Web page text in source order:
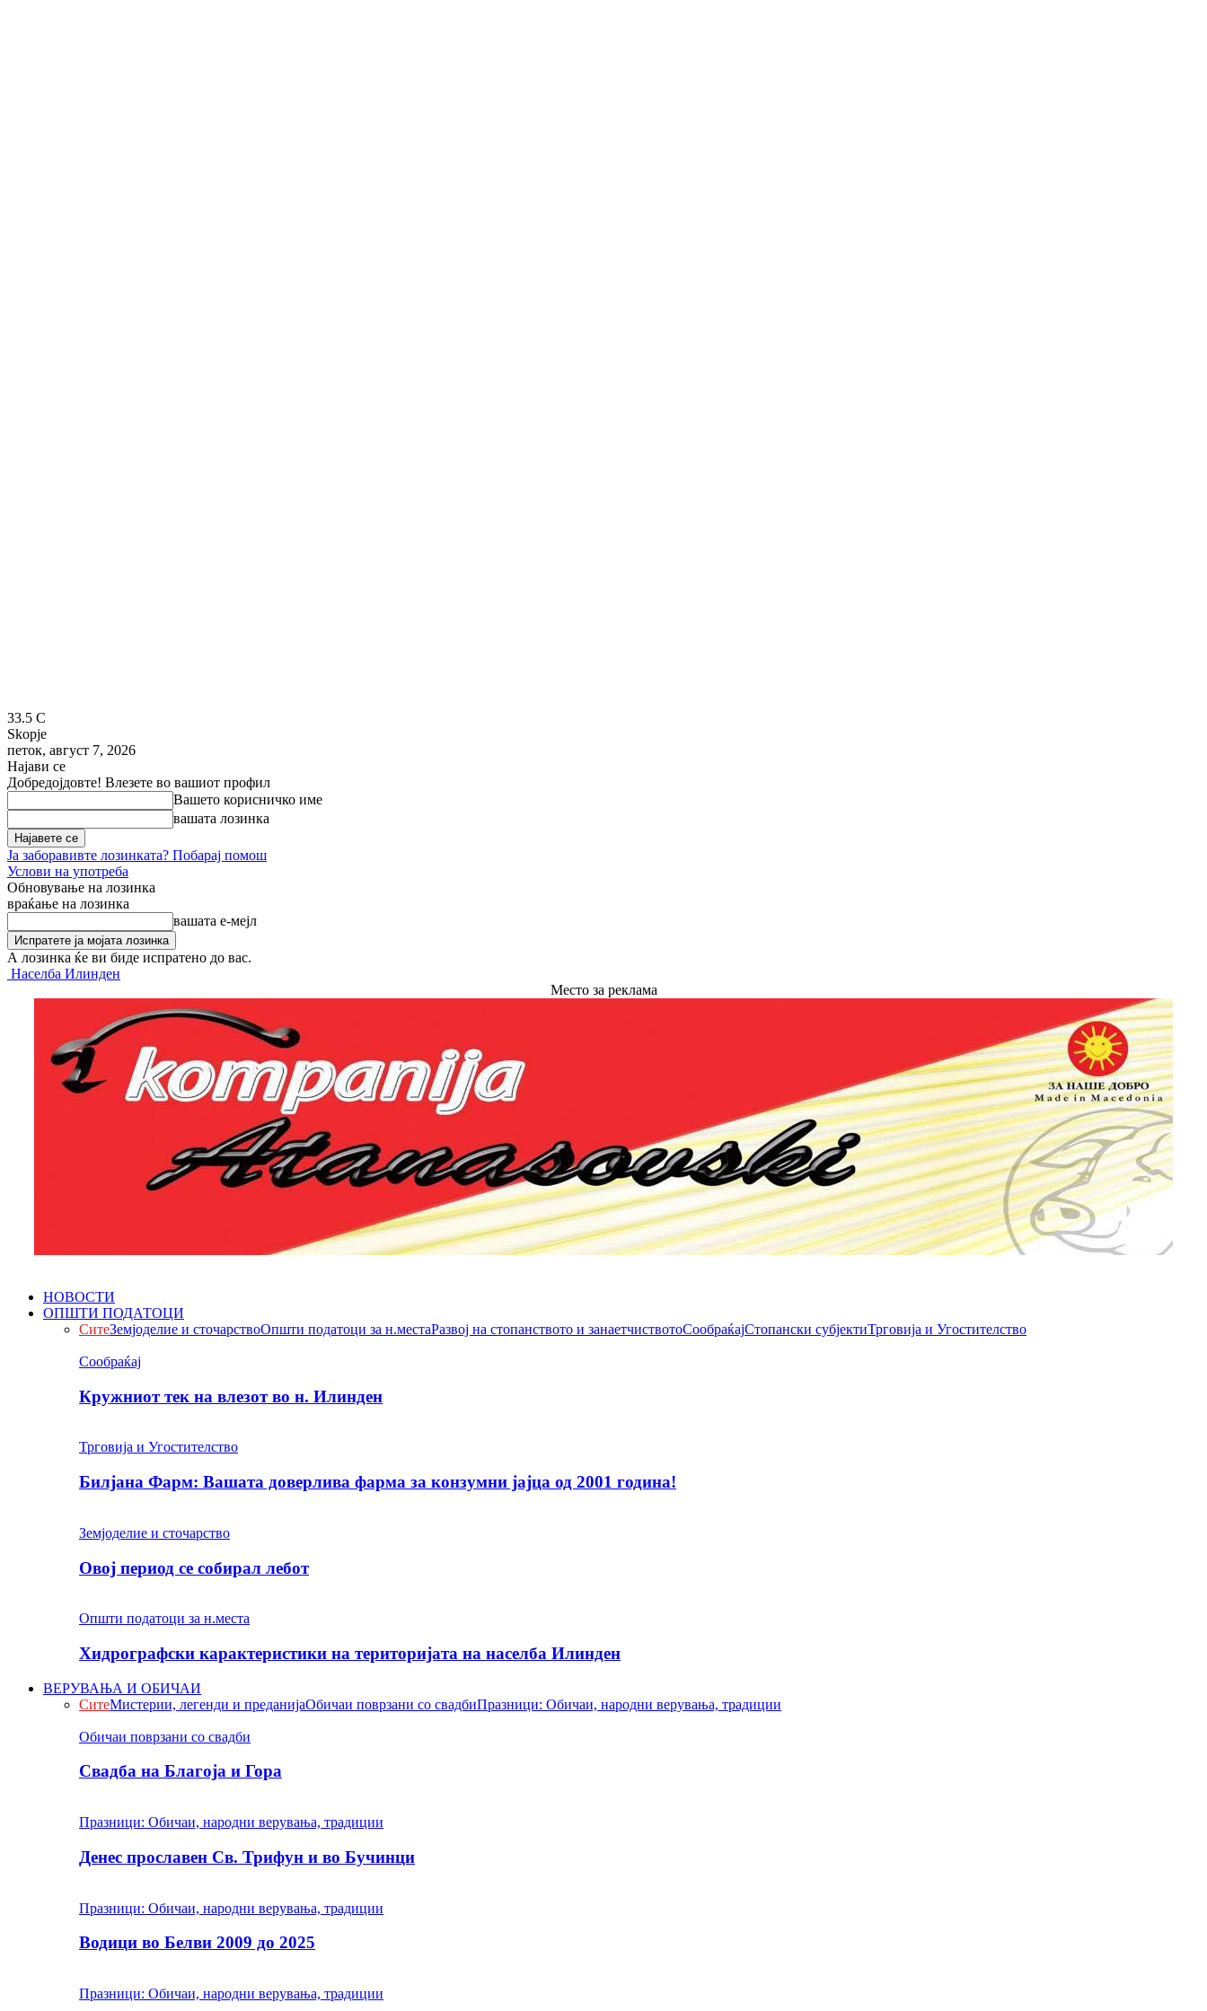
33.5 C
Skopje
петок, август 7, 2026
Најави се
Добредојдовте! Влезете во вашиот профил
Вашето корисничко име
вашата лозинка
Ја заборавивте лозинката? Побарај помош
Услови на употреба
Обновување на лозинка
враќање на лозинка
вашата е-мејл
А лозинка ќе ви биде испратено до вас.
Населба Илинден
Место за реклама
НОВОСТИ
ОПШТИ ПОДАТОЦИ
СитеЗемјоделие и сточарствоОпшти податоци за н.местаРазвој на стопанството и занаетчиствотоСообраќајСтопански субјектиТрговија и Угостителство
Сообраќај
Кружниот тек на влезот во н. Илинден
Трговија и Угостителство
Билјана Фарм: Вашата доверлива фарма за конзумни јајца од 2001 година!
Земјоделие и сточарство
Овој период се собирал лебот
Општи податоци за н.места
Хидрографски карактеристики на територијата на населба Илинден
ВЕРУВАЊА И ОБИЧАИ
СитеМистерии, легенди и преданијаОбичаи поврзани со свадбиПразници: Обичаи, народни верувања, традиции
Обичаи поврзани со свадби
Свадба на Благоја и Гора
Празници: Обичаи, народни верувања, традиции
Денес прославен Св. Трифун и во Бучинци
Празници: Обичаи, народни верувања, традиции
Водици во Белви 2009 до 2025
Празници: Обичаи, народни верувања, традиции